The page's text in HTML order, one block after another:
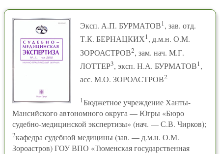
Эксп. А.П. БУРМАТОВ1, зав. отд.
Т.К. БЕРНАЦКИХ1, д.м.н. О.М.
ЗОРОАСТРОВ2, зам. нач. М.Г.
ЛОТТЕР3, эксп. Н.А. БУРМАТОВ1,
асс. М.О. ЗОРОАСТРОВ2
1Бюджетное учреждение Ханты-
Мансийского автономного округа — Югры «Бюро
судебно-медицинской экспертизы» (нач. — С.В. Чирков);
2кафедра судебной медицины (зав. — д.м.н. О.М.
Зороастров) ГОУ ВПО «Тюменская государственная